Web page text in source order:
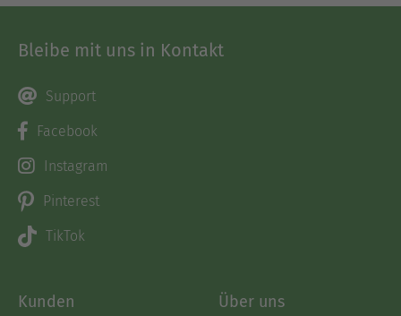
Bleibe mit uns in Kontakt
Support
Facebook
Instagram
Pinterest
TikTok
Kunden Über uns